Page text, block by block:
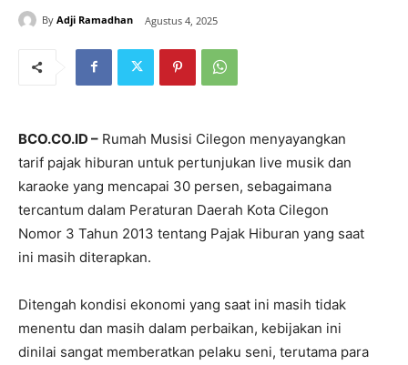
By Adji Ramadhan Agustus 4, 2025
BCO.CO.ID – Rumah Musisi Cilegon menyayangkan
tarif pajak hiburan untuk pertunjukan live musik dan
karaoke yang mencapai 30 persen, sebagaimana
tercantum dalam Peraturan Daerah Kota Cilegon
Nomor 3 Tahun 2013 tentang Pajak Hiburan yang saat
ini masih diterapkan.
Ditengah kondisi ekonomi yang saat ini masih tidak
menentu dan masih dalam perbaikan, kebijakan ini
dinilai sangat memberatkan pelaku seni, terutama para